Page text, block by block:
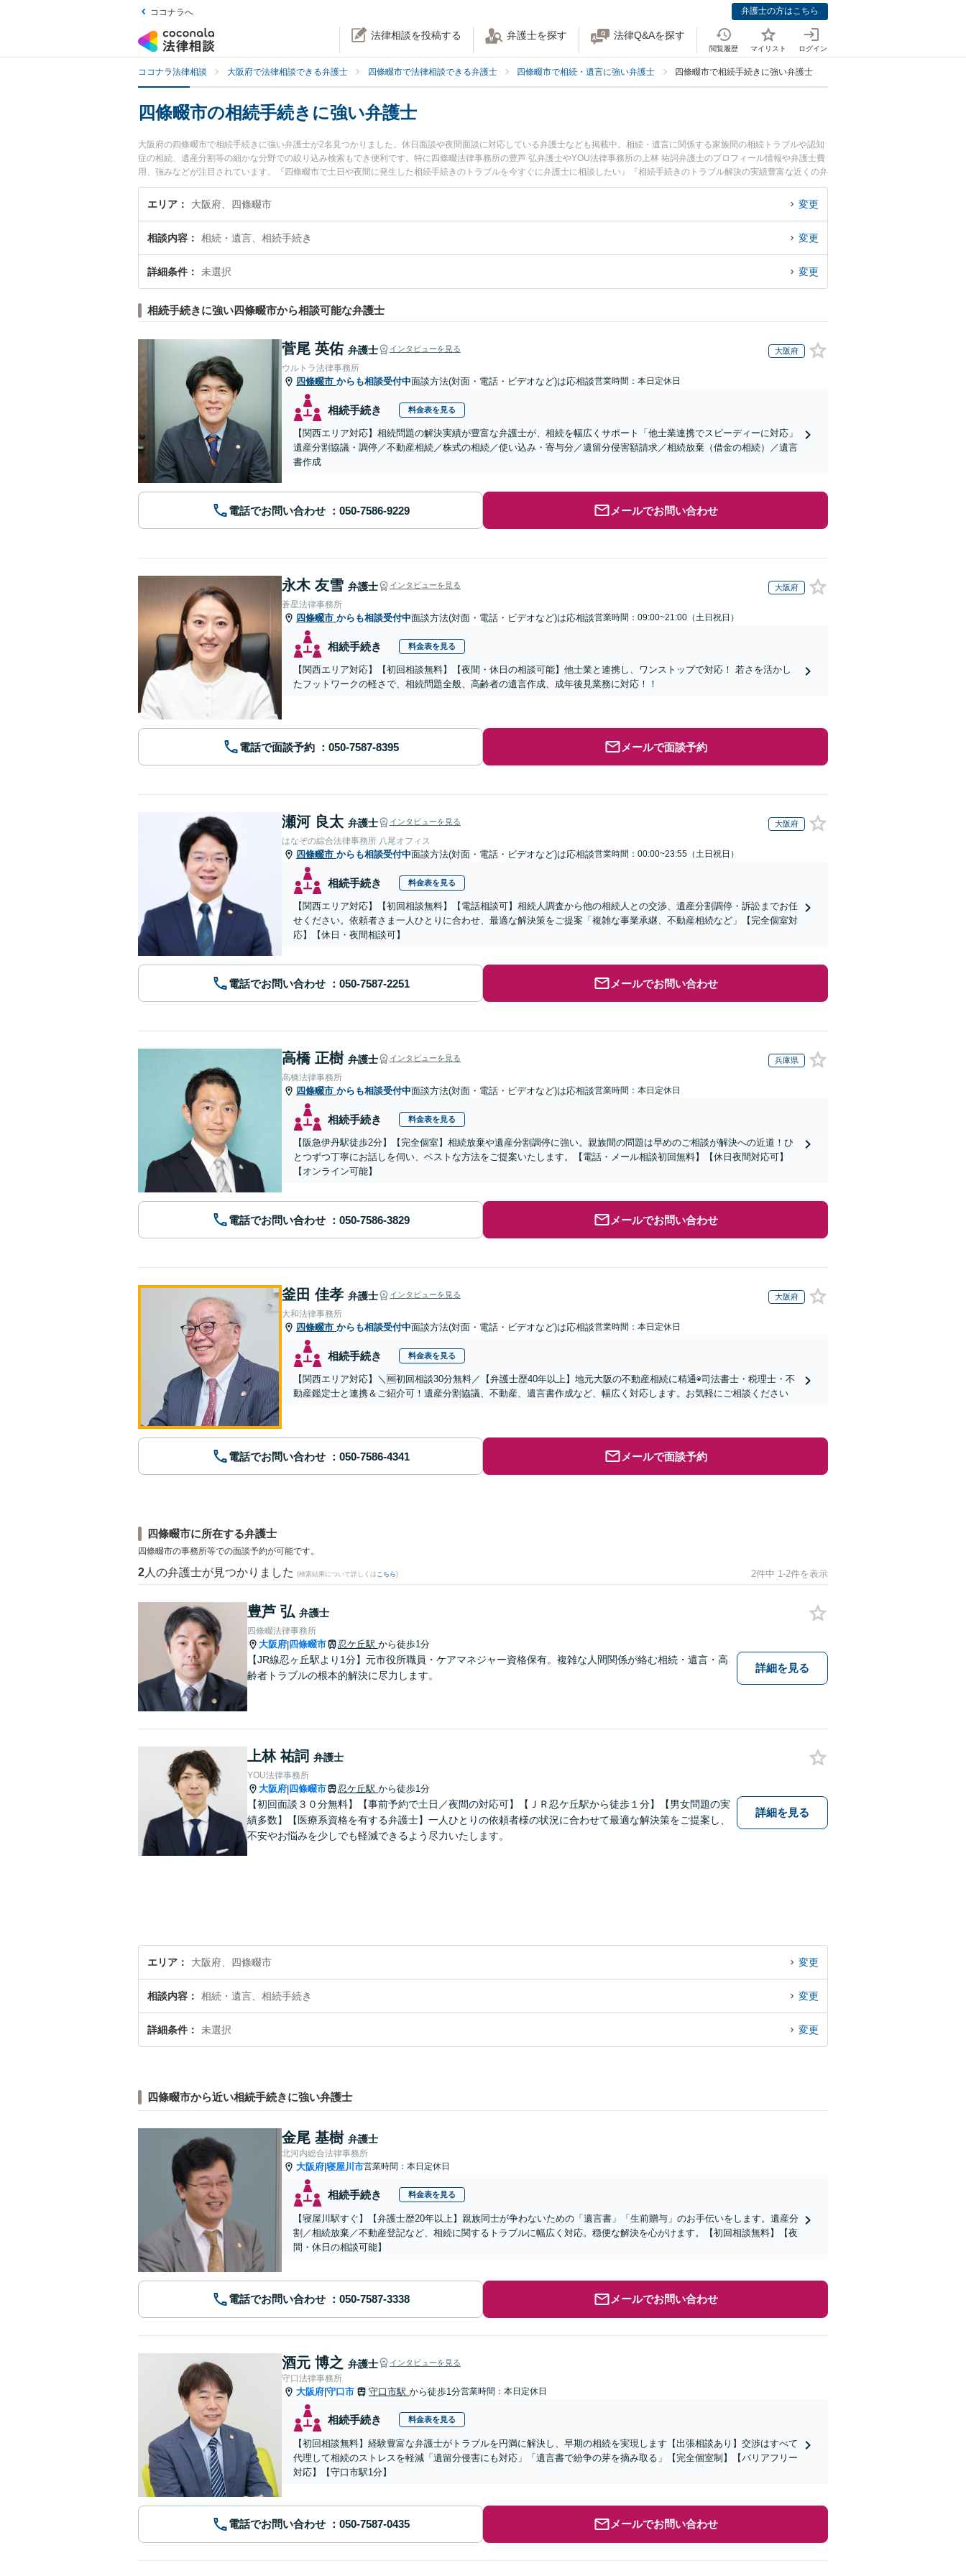
ココナラへ 弁護士の方はこちら
法律相談を投稿する 弁護士を探す 法律Q&Aを探す
閲覧履歴 マイリスト ログイン
ココナラ法律相談 大阪府で法律相談できる弁護士 四條畷市で法律相談できる弁護士 四條畷市で相続・遺言に強い弁護士 四條畷市で相続手続きに強い弁護士
四條畷市の相続手続きに強い弁護士
大阪府の四條畷市で相続手続きに強い弁護士が2名見つかりました。休日面談や夜間面談に対応している弁護士なども掲載中。相続・遺言に関係する家族間の相続トラブルや認知
症の相続、遺産分割等の細かな分野での絞り込み検索もでき便利です。特に四條畷法律事務所の豊芦 弘弁護士やYOU法律事務所の上林 祐詞弁護士のプロフィール情報や弁護士費
用、強みなどが注目されています。『四條畷市で土日や夜間に発生した相続手続きのトラブルを今すぐに弁護士に相談したい』『相続手続きのトラブル解決の実績豊富な近くの弁
護士を検索したい』『初回相談無料で相続手続きを法律相談できる四條畷市内の弁護士に相談予約したい』などでお困りの相談者さんにおすすめです。
エリア 大阪府、四條畷市 変更
相談内容 相続・遺言、相続手続き 変更
詳細条件 未選択 変更
相続手続きに強い四條畷市から相談可能な弁護士
菅尾 英佑 弁護士 インタビューを見る 大阪府
ウルトラ法律事務所
四條畷市 からも相談受付中面談方法(対面・電話・ビデオなど)は応相談営業時間：本日定休日
相続手続き 料金表を見る
【関西エリア対応】相続問題の解決実績が豊富な弁護士が、相続を幅広くサポート「他士業連携でスピーディーに対応」
遺産分割協議・調停／不動産相続／株式の相続／使い込み・寄与分／遺留分侵害額請求／相続放棄（借金の相続）／遺言
書作成
電話でお問い合わせ メールでお問い合わせ
永木 友雪 弁護士 インタビューを見る 大阪府
蒼星法律事務所
四條畷市 からも相談受付中面談方法(対面・電話・ビデオなど)は応相談営業時間：09:00~21:00（土日祝日）
相続手続き 料金表を見る
【関西エリア対応】【初回相談無料】【夜間・休日の相談可能】他士業と連携し、ワンストップで対応！ 若さを活かし
たフットワークの軽さで、相続問題全般、高齢者の遺言作成、成年後見業務に対応！！
電話で面談予約 メールで面談予約
瀬河 良太 弁護士 インタビューを見る 大阪府
はなぞの綜合法律事務所 八尾オフィス
四條畷市 からも相談受付中面談方法(対面・電話・ビデオなど)は応相談営業時間：00:00~23:55（土日祝日）
相続手続き 料金表を見る
【関西エリア対応】【初回相談無料】【電話相談可】相続人調査から他の相続人との交渉、遺産分割調停・訴訟までお任
せください。依頼者さま一人ひとりに合わせ、最適な解決策をご提案「複雑な事業承継、不動産相続など」【完全個室対
応】【休日・夜間相談可】
電話でお問い合わせ メールでお問い合わせ
高橋 正樹 弁護士 インタビューを見る 兵庫県
高橋法律事務所
四條畷市 からも相談受付中面談方法(対面・電話・ビデオなど)は応相談営業時間：本日定休日
相続手続き 料金表を見る
【阪急伊丹駅徒歩2分】【完全個室】相続放棄や遺産分割調停に強い。親族間の問題は早めのご相談が解決への近道！ひ
とつずつ丁寧にお話しを伺い、ベストな方法をご提案いたします。【電話・メール相談初回無料】【休日夜間対応可】
【オンライン可能】
電話でお問い合わせ メールでお問い合わせ
釜田 佳孝 弁護士 インタビューを見る 大阪府
大和法律事務所
四條畷市 からも相談受付中面談方法(対面・電話・ビデオなど)は応相談営業時間：本日定休日
相続手続き 料金表を見る
【関西エリア対応】＼🆓初回相談30分無料／【弁護士歴40年以上】地元大阪の不動産相続に精通◉司法書士・税理士・不
動産鑑定士と連携＆ご紹介可！遺産分割協議、不動産、遺言書作成など、幅広く対応します。お気軽にご相談ください
電話でお問い合わせ メールで面談予約
四條畷市に所在する弁護士
四條畷市の事務所等での面談予約が可能です。
2 人の弁護士が見つかりました (検索結果について詳しくは こちら) 2件中 1-2件を表示
豊芦 弘 弁護士
四條畷法律事務所
大阪府| 四條畷市 忍ケ丘駅 から徒歩1分
【JR線忍ヶ丘駅より1分】元市役所職員・ケアマネジャー資格保有。複雑な人間関係が絡む相続・遺言・高
齢者トラブルの根本的解決に尽力します。
詳細を見る
上林 祐詞 弁護士
YOU法律事務所
大阪府| 四條畷市 忍ケ丘駅 から徒歩1分
【初回面談３０分無料】【事前予約で土日／夜間の対応可】【ＪＲ忍ケ丘駅から徒歩１分】【男女問題の実
績多数】【医療系資格を有する弁護士】一人ひとりの依頼者様の状況に合わせて最適な解決策をご提案し、
不安やお悩みを少しでも軽減できるよう尽力いたします。
詳細を見る
エリア 大阪府、四條畷市 変更
相談内容 相続・遺言、相続手続き 変更
詳細条件 未選択 変更
四條畷市から近い相続手続きに強い弁護士
金尾 基樹 弁護士
北河内総合法律事務所
大阪府 寝屋川市営業時間：本日定休日
相続手続き 料金表を見る
【寝屋川駅すぐ】【弁護士歴20年以上】親族同士が争わないための「遺言書」「生前贈与」のお手伝いをします。遺産分
割／相続放棄／不動産登記など、相続に関するトラブルに幅広く対応。穏便な解決を心がけます。【初回相談無料】【夜
間・休日の相談可能】
電話でお問い合わせ メールでお問い合わせ
酒元 博之 弁護士 インタビューを見る
守口法律事務所
大阪府 守口市 守口市駅 から徒歩1分営業時間：本日定休日
相続手続き 料金表を見る
【初回相談無料】経験豊富な弁護士がトラブルを円満に解決し、早期の相続を実現します【出張相談あり】交渉はすべて
代理して相続のストレスを軽減「遺留分侵害にも対応」「遺言書で紛争の芽を摘み取る」【完全個室制】【バリアフリー
対応】【守口市駅1分】
電話でお問い合わせ メールでお問い合わせ